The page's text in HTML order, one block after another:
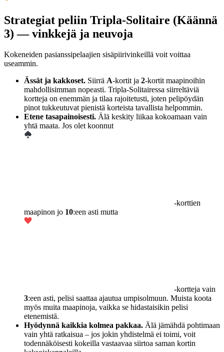
Strategiat peliin Tripla-Solitaire (Käännä
3) — vinkkejä ja neuvoja
Kokeneiden pasianssipelaajien sisäpiirivinkeillä voit voittaa
useammin.
Ässät ja kakkoset. Siirrä A-kortit ja 2-kortit maapinoihin
mahdollisimman nopeasti. Tripla-Solitairessa siirreltäviä
kortteja on enemmän ja tilaa rajoitetusti, joten pelipöydän
pinot tukkeutuvat pienistä korteista tavallista helpommin.
Etene tasapainoisesti. Älä keskity liikaa kokoamaan vain
yhtä maata. Jos olet koonnut
-korttien
maapinon jo 10:een asti mutta
-kortteja vain
3:een asti, pelisi saattaa ajautua umpisolmuun. Muista koota
myös muita maapinoja, vaikka se hidastaisikin pelisi
etenemistä.
Hyödynnä kaikkia kolmea pakkaa. Älä jämähdä pohtimaan
vain yhtä ratkaisua – jos jokin yhdistelmä ei toimi, voit
todennäköisesti kokeilla vastaavaa siirtoa saman kortin